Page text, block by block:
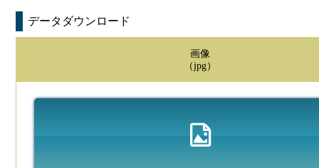
データダウンロード
画像
（jpg）